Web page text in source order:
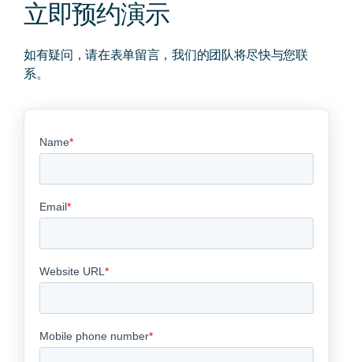
立即预约演示
如有疑问，请在表单留言，我们的团队将尽快与您联
系。